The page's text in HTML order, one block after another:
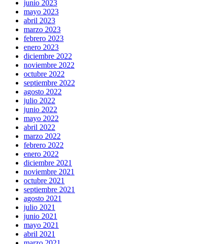
junio 2023
mayo 2023
abril 2023
marzo 2023
febrero 2023
enero 2023
diciembre 2022
noviembre 2022
octubre 2022
septiembre 2022
agosto 2022
julio 2022
junio 2022
mayo 2022
abril 2022
marzo 2022
febrero 2022
enero 2022
diciembre 2021
noviembre 2021
octubre 2021
septiembre 2021
agosto 2021
julio 2021
junio 2021
mayo 2021
abril 2021